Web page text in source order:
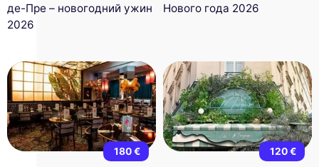
де-Пре – новогодний ужин
2026
Нового года 2026
180 € 120 €